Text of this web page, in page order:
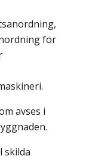
för
avses i
skilda